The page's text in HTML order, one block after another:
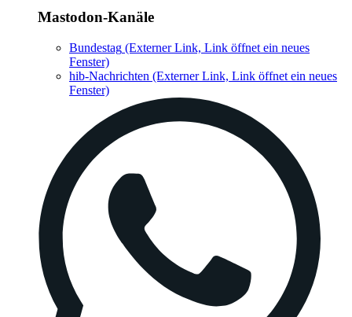
Mastodon-Kanäle
Bundestag (Externer Link, Link öffnet ein neues
Fenster)
hib-Nachrichten (Externer Link, Link öffnet ein neues
Fenster)